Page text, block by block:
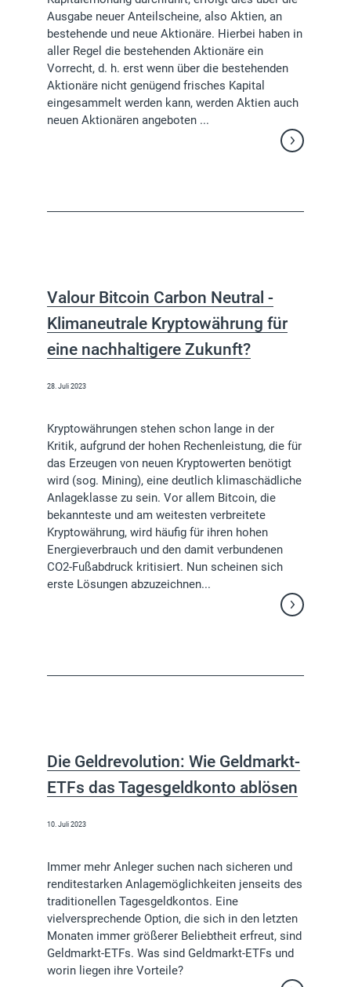
Ausgabe neuer Anteilscheine, also Aktien, an
bestehende und neue Aktionäre. Hierbei haben in
aller Regel die bestehenden Aktionäre ein
Vorrecht, d. h. erst wenn über die bestehenden
Aktionäre nicht genügend frisches Kapital
eingesammelt werden kann, werden Aktien auch
neuen Aktionären angeboten ...
Weiterlesen
Valour Bitcoin Carbon Neutral -
Klimaneutrale Kryptowährung für
eine nachhaltigere Zukunft?
28. Juli 2023
Kryptowährungen stehen schon lange in der
Kritik, aufgrund der hohen Rechenleistung, die für
das Erzeugen von neuen Kryptowerten benötigt
wird (sog. Mining), eine deutlich klimaschädliche
Anlageklasse zu sein. Vor allem Bitcoin, die
bekannteste und am weitesten verbreitete
Kryptowährung, wird häufig für ihren hohen
Energieverbrauch und den damit verbundenen
CO2-Fußabdruck kritisiert. Nun scheinen sich
erste Lösungen abzuzeichnen...
Weiterlesen
Die Geldrevolution: Wie Geldmarkt-
ETFs das Tagesgeldkonto ablösen
10. Juli 2023
Immer mehr Anleger suchen nach sicheren und
renditestarken Anlagemöglichkeiten jenseits des
traditionellen Tagesgeldkontos. Eine
vielversprechende Option, die sich in den letzten
Monaten immer größerer Beliebtheit erfreut, sind
Geldmarkt-ETFs. Was sind Geldmarkt-ETFs und
worin liegen ihre Vorteile?